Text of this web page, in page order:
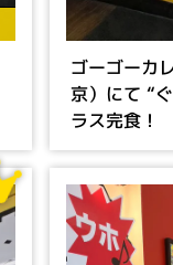
ゴーゴーカ
京）にて “
ラス完食！